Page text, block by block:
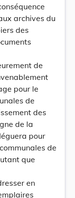
archives du
des
de
pour le
de
des
de la
pour
de
que
en